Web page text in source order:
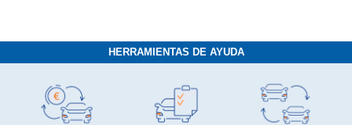
HERRAMIENTAS DE AYUDA